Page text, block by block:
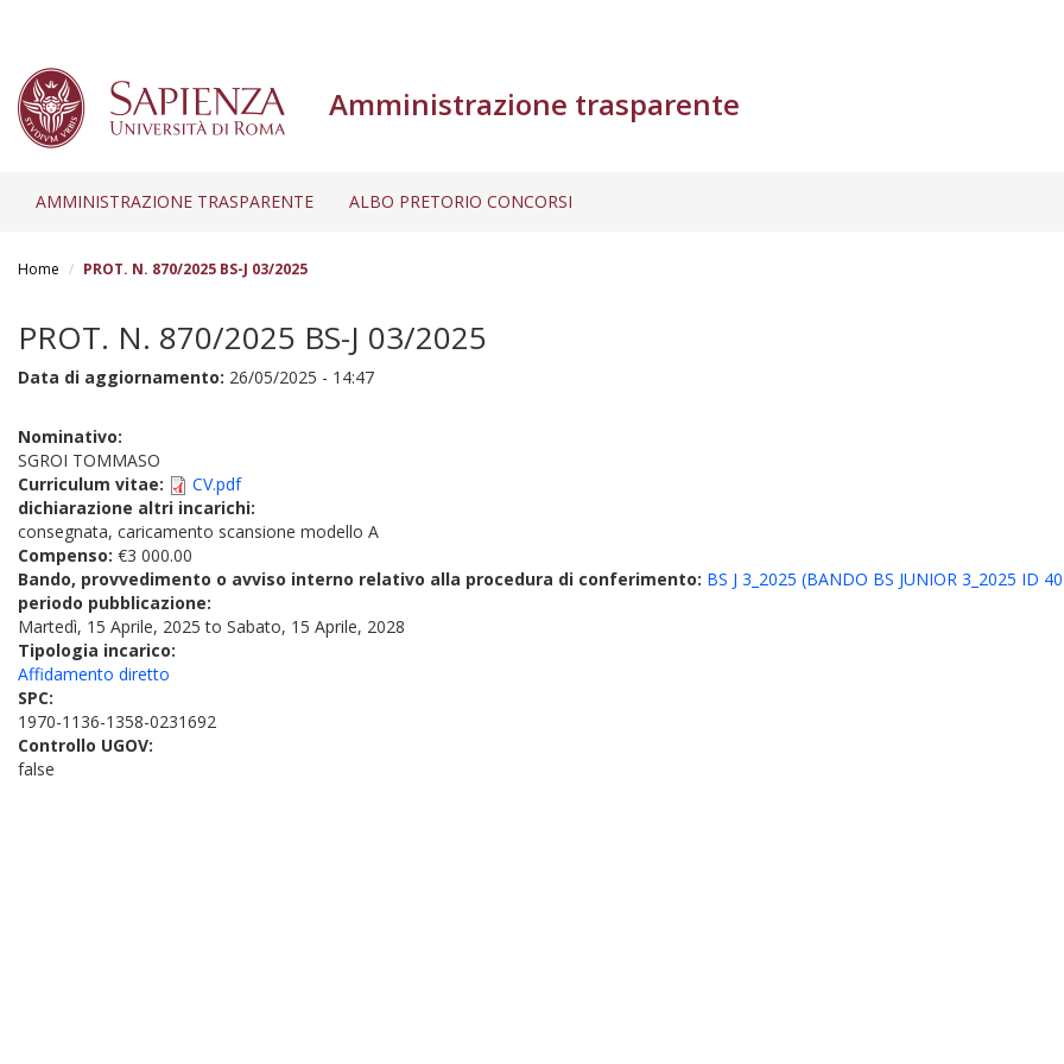
Amministrazione trasparente
AMMINISTRAZIONE TRASPARENTE ALBO PRETORIO CONCORSI
Home PROT. N. 870/2025 BS-J 03/2025
PROT. N. 870/2025 BS-J 03/2025
Data di aggiornamento: 26/05/2025 - 14:47
Nominativo:
SGROI TOMMASO
Curriculum vitae:
CV.pdf
dichiarazione altri incarichi:
consegnata, caricamento scansione modello A
Compenso: €3 000.00
Bando, provvedimento o avviso interno relativo alla procedura di conferimento: BS J 3_2025 (BANDO BS JUNIOR 3_2025 ID
periodo pubblicazione:
Martedì, 15 Aprile, 2025 to Sabato, 15 Aprile, 2028
Tipologia incarico:
Affidamento diretto
SPC:
1970-1136-1358-0231692
Controllo UGOV:
false